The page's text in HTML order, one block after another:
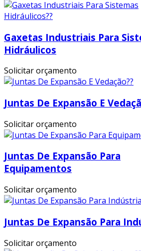
Gaxetas Industriais Para
Hidráulicos
Solicitar orçamento
Juntas De Expansão E
Solicitar orçamento
Juntas De Expansão Para
Equipamentos
Solicitar orçamento
Juntas De Expansão Para
Solicitar orçamento